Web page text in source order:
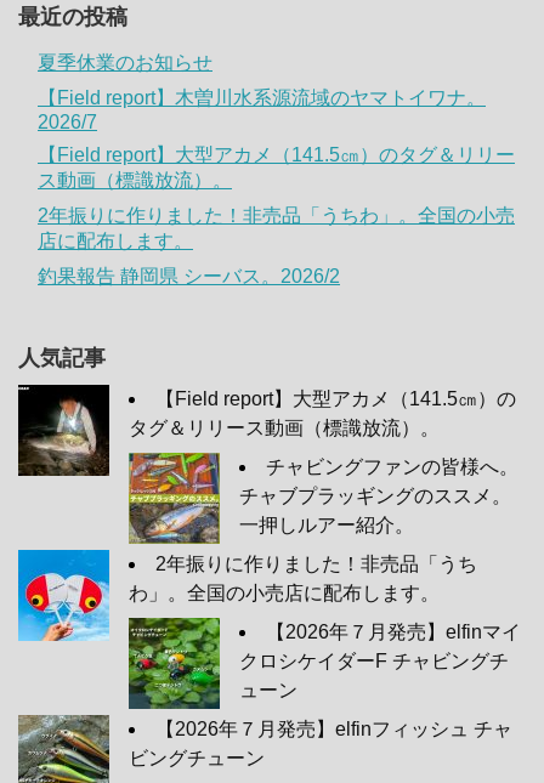
最近の投稿
夏季休業のお知らせ
【Field report】木曽川水系源流域のヤマトイワナ。
2026/7
【Field report】大型アカメ（141.5㎝）のタグ＆リリー
ス動画（標識放流）。
2年振りに作りました！非売品「うちわ」。全国の小売
店に配布します。
釣果報告 静岡県 シーバス。2026/2
人気記事
【Field report】大型アカメ（141.5㎝）の
タグ＆リリース動画（標識放流）。
チャビングファンの皆様へ。
チャブプラッギングのススメ。
一押しルアー紹介。
2年振りに作りました！非売品「うち
わ」。全国の小売店に配布します。
【2026年７月発売】elfinマイ
クロシケイダーF チャビングチ
ューン
【2026年７月発売】elfinフィッシュ チャ
ビングチューン